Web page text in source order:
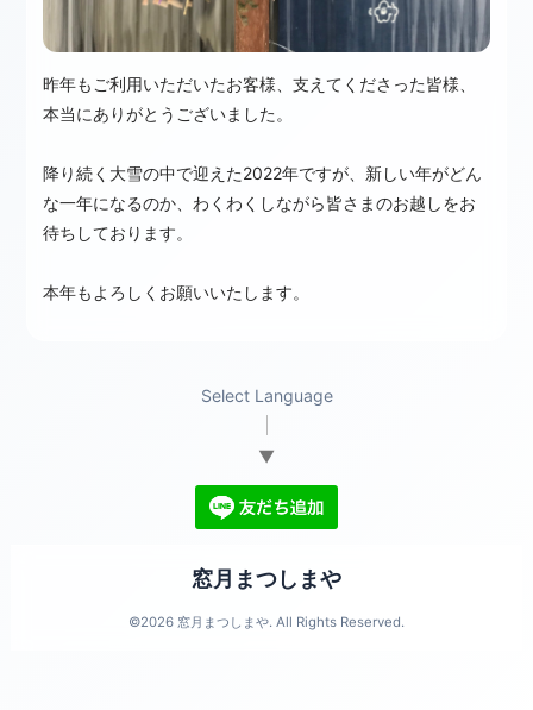
昨年もご利用いただいたお客様、支えてくださった皆様、
本当にありがとうございました。
降り続く大雪の中で迎えた2022年ですが、 新しい年がどん
な一年になるのか、わくわくしながら皆さまのお越しをお
待ちしております。
本年もよろしくお願いいたします。
Select Language
▼
窓月まつしまや
©2026 窓月まつしまや. All Rights Reserved.